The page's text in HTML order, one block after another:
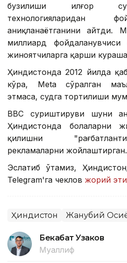
бузилиши илғор
технологияларидан
аниқланаётганини айтди.
миллиард
жиноятчиларга қарши
Ҳиндистонда 2012 йилда
кўра, Меtа сўралган
этмаса, судга тортилиши
BBC суриштируви шуни
Ҳиндистонда болаларни
қилишни
рекламаларни жойлаштирган.
Эслатиб ўтамиз,
Telegram'га чеклов жорий
Ҳиндистон Жанубий
Бекабат Узаков
Муаллиф